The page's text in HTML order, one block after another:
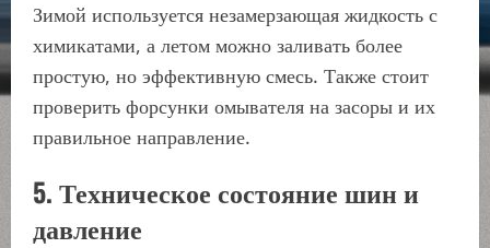
Зимой используется незамерзающая жидкость с
химикатами, а летом можно заливать более
простую, но эффективную смесь. Также стоит
проверить форсунки омывателя на засоры и их
правильное направление.
5. Техническое состояние шин и
давление